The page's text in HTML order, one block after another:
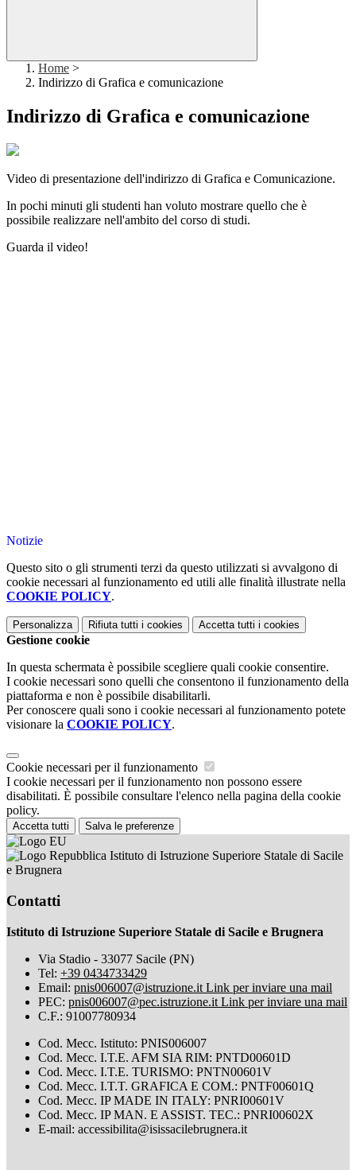
Home >
Indirizzo di Grafica e comunicazione
Indirizzo di Grafica e comunicazione
Video di presentazione dell'indirizzo di Grafica e Comunicazione.
In pochi minuti gli studenti han voluto mostrare quello che è
possibile realizzare nell'ambito del corso di studi.
Guarda il video!
Notizie
Questo sito o gli strumenti terzi da questo utilizzati si avvalgono di
cookie necessari al funzionamento ed utili alle finalità illustrate nella
COOKIE POLICY.
Personalizza Rifiuta tutti i cookies Accetta tutti i cookies
Gestione cookie
In questa schermata è possibile scegliere quali cookie consentire.
I cookie necessari sono quelli che consentono il funzionamento della
piattaforma e non è possibile disabilitarli.
Per conoscere quali sono i cookie necessari al funzionamento potete
visionare la COOKIE POLICY.
Cookie necessari per il funzionamento
I cookie necessari per il funzionamento non possono essere
disabilitati. È possibile consultare l'elenco nella pagina della cookie
policy.
Accetta tutti Salva le preferenze
Istituto di Istruzione Superiore Statale di Sacile
e Brugnera
Contatti
Istituto di Istruzione Superiore Statale di Sacile e Brugnera
Via Stadio - 33077 Sacile (PN)
Tel: +39 0434733429
Email: pnis006007@istruzione.it Link per inviare una mail
PEC: pnis006007@pec.istruzione.it Link per inviare una mail
C.F.: 91007780934
Cod. Mecc. Istituto: PNIS006007
Cod. Mecc. I.T.E. AFM SIA RIM: PNTD00601D
Cod. Mecc. I.T.E. TURISMO: PNTN00601V
Cod. Mecc. I.T.T. GRAFICA E COM.: PNTF00601Q
Cod. Mecc. IP MADE IN ITALY: PNRI00601V
Cod. Mecc. IP MAN. E ASSIST. TEC.: PNRI00602X
E-mail: accessibilita@isissacilebrugnera.it